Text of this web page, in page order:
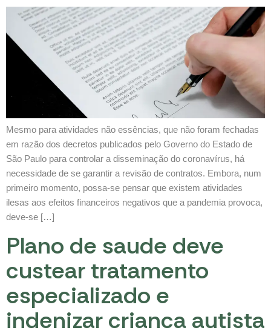
Mesmo para atividades não essências, que não foram fechadas
em razão dos decretos publicados pelo Governo do Estado de
São Paulo para controlar a disseminação do coronavírus, há
necessidade de se garantir a revisão de contratos. Embora, num
primeiro momento, possa-se pensar que existem atividades
ilesas aos efeitos financeiros negativos que a pandemia provoca,
deve-se […]
Plano de saude deve
custear tratamento
especializado e
indenizar crianca autista